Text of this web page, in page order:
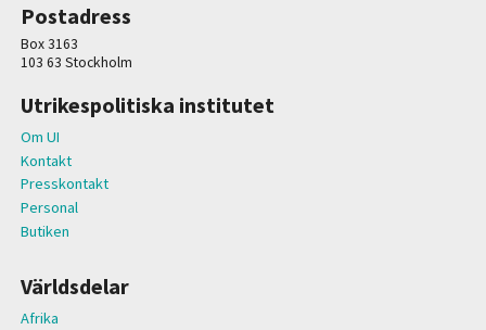
Postadress
Box 3163
103 63 Stockholm
Utrikespolitiska institutet
Om UI
Kontakt
Presskontakt
Personal
Butiken
Världsdelar
Afrika